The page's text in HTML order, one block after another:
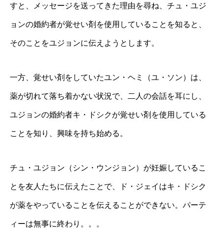
すと、メッセージを送ってきた理由を尋ね、チュ・ユジ
ョンの婚約者が覚せい剤を使用していることを知ると、
そのことをユジョンに伝えようとします。
一方、覚せい剤をしていたユン・ヘミ（ユ・ソン）は、
薬が切れて落ち着かない状況で、二人の会話を耳にし、
ユジョンの婚約者キ・ドシクが覚せい剤を使用している
ことを知り、興味を持ち始める。
チュ・ユジョン（シン・ウンジョン）が妊娠しているこ
とを友人たちに伝えたことで、ド・ジェイはキ・ドシク
が薬をやっていることを伝えることができない。パーテ
ィーは無事に終わり。。。